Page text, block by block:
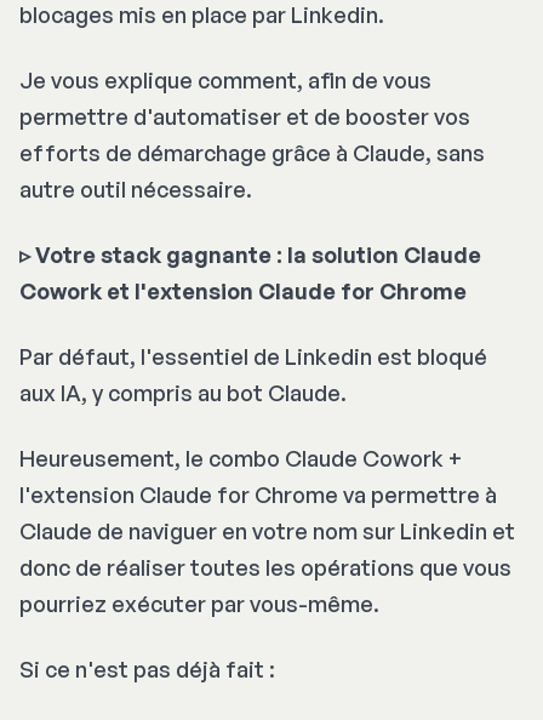
blocages mis en place par Linkedin.
Je vous explique comment, afin de vous
permettre d'automatiser et de booster vos
efforts de démarchage grâce à Claude, sans
autre outil nécessaire.
▹ Votre stack gagnante : la solution Claude
Cowork et l'extension Claude for Chrome
Par défaut, l'essentiel de Linkedin est bloqué
aux IA, y compris au bot Claude.
Heureusement, le combo Claude Cowork +
l'extension Claude for Chrome va permettre à
Claude de naviguer en votre nom sur Linkedin et
donc de réaliser toutes les opérations que vous
pourriez exécuter par vous-même.
Si ce n'est pas déjà fait :